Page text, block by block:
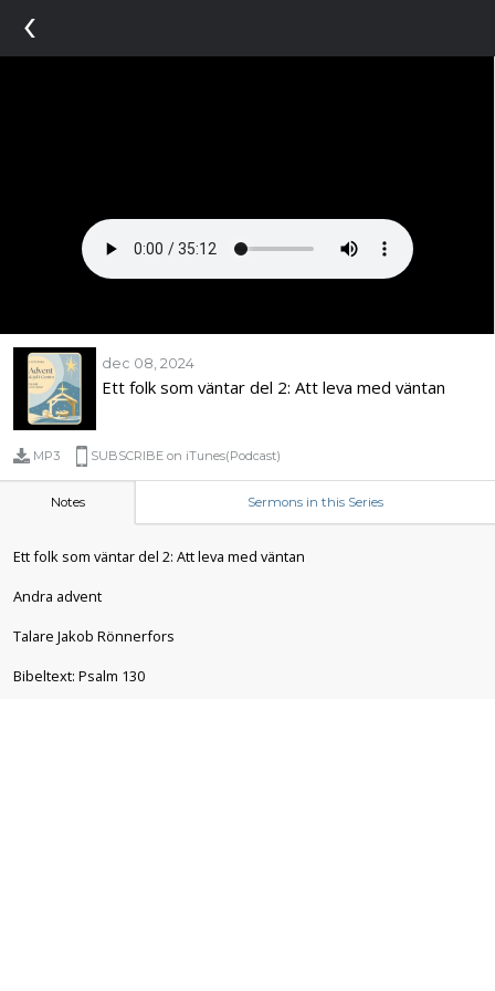
‹
dec 08, 2024
Ett folk som väntar del 2: Att leva med väntan
MP3 SUBSCRIBE on iTunes(Podcast)
Notes Sermons in this Series
Ett folk som väntar del 2: Att leva med väntan
Andra advent
Talare Jakob Rönnerfors
Bibeltext: Psalm 130